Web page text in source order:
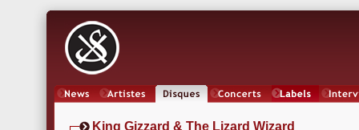
King Gizzard & The Lizard Wizard